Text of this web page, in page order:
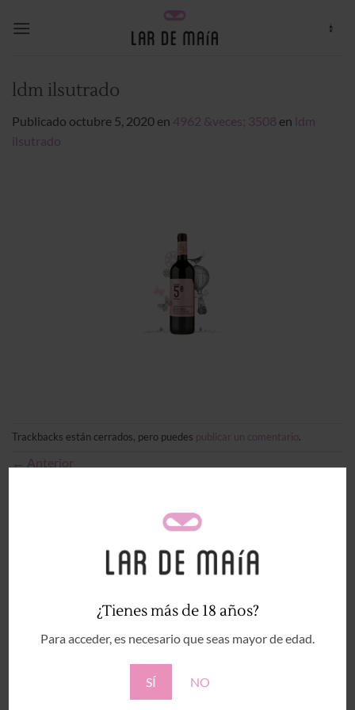
¿Tienes más de 18 años?
Para acceder, es necesario que seas mayor de edad.
SÍ NO
ldm ilsutrado
Publicado octubre 5, 2020 en 4962 &veces; 3508 en ldm
ilsutrado
Trackbacks están cerrados, pero puedes publicar un comentario.
← Anterior
Deja una respuesta
Tu dirección de correo electrónico no será publicada.
Los campos obligatorios están marcados con